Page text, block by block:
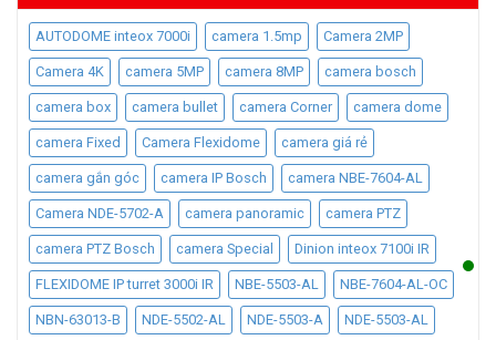
AUTODOME inteox 7000i camera 1.5mp Camera 2MP
Camera 4K camera 5MP camera 8MP camera bosch
camera box camera bullet camera Corner camera dome
camera Fixed Camera Flexidome camera giá rẻ
camera gắn góc camera IP Bosch camera NBE-7604-AL
Camera NDE-5702-A camera panoramic camera PTZ
camera PTZ Bosch camera Special Dinion inteox 7100i IR
FLEXIDOME IP turret 3000i IR NBE-5503-AL NBE-7604-AL-OC
NBN-63013-B NDE-5502-AL NDE-5503-A NDE-5503-AL